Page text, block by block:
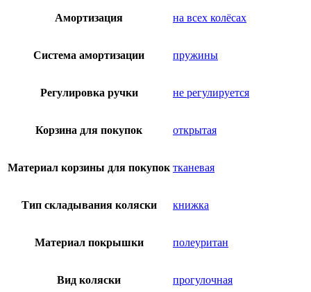
Амортизация на всех колёсах
Система амортизации пружины
Регулировка ручки не регулируется
Корзина для покупок открытая
Материал корзины для покупок тканевая
Тип складывания коляски книжка
Материал покрышки полеуритан
Вид коляски прогулочная